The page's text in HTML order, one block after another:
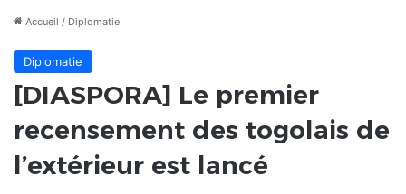
Accueil / Diplomatie
Diplomatie
[DIASPORA] Le premier
recensement des togolais de
l’extérieur est lancé